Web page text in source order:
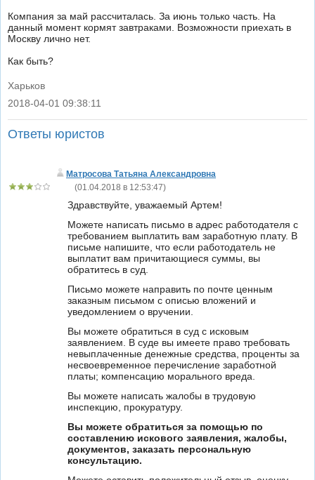
Компания за май рассчиталась. За июнь только часть. На
данный момент кормят завтраками. Возможности приехать в
Москву лично нет.
Как быть?
Харьков
|
2018-04-01 09:38:11
Ответы юристов
Матросова Татьяна Александровна
(01.04.2018 в 12:53:47)
Здравствуйте, уважаемый Артем!
Можете написать письмо в адрес работодателя с
требованием выплатить вам заработную плату. В
письме напишите, что если работодатель не
выплатит вам причитающиеся суммы, вы
обратитесь в суд.
Письмо можете направить по почте ценным
заказным письмом с описью вложений и
уведомлением о вручении.
Вы можете обратиться в суд с исковым
заявлением. В суде вы имеете право требовать
невыплаченные денежные средства, проценты за
несвоевременное перечисление заработной
платы; компенсацию морального вреда.
Вы можете написать жалобы в трудовую
инспекцию, прокуратуру.
Вы можете обратиться за помощью по
составлению искового заявления, жалобы,
документов, заказать персональную
консультацию.